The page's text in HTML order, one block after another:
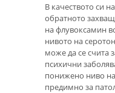
В качеството си
обратното
на флувоксамин
нивото на
може да се счита
психични
понижено ниво на
предимно за